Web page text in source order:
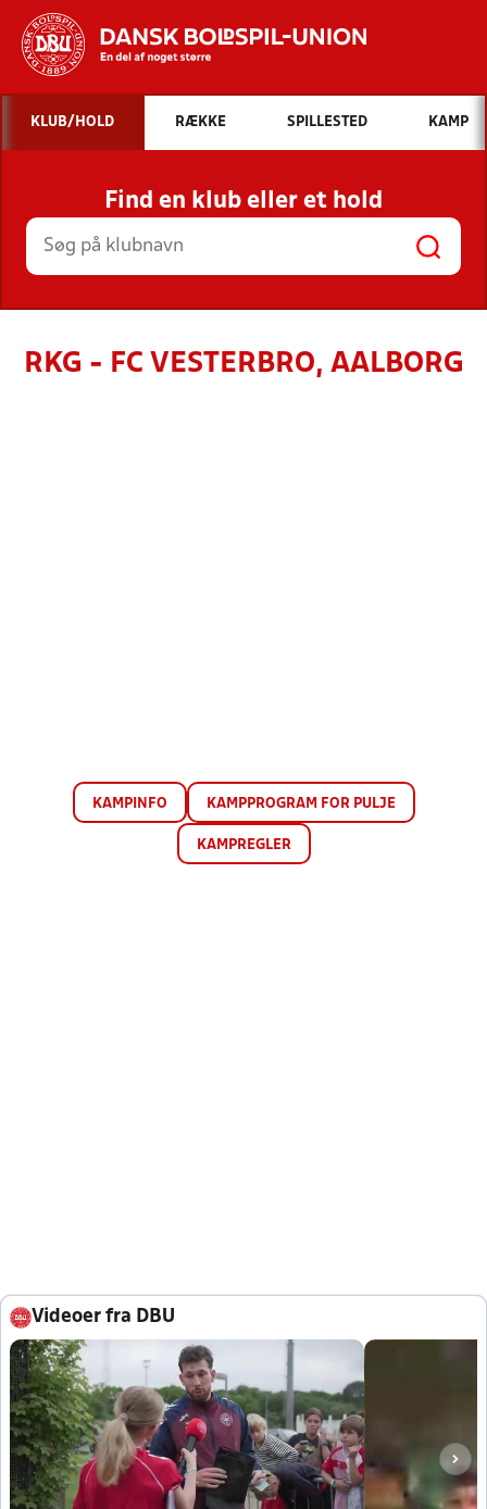
Hvad vil du søge efter?
INDHOLD OG NYHEDER
STILLINGER, RESULTATER, KLUBBER OG
HOLD
KLUB/HOLD RÆKKE SPILLESTED KAMP
Find en klub eller et hold
RKG - FC VESTERBRO, AALBORG
KAMPINFO KAMPPROGRAM FOR PULJE
KAMPREGLER
Videoer fra DBU